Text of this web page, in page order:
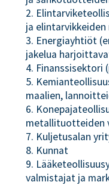
2.
ja
3. Energiayhtiöt
jakelua
4. Finanssisektori
5.
maalien,
6.
metallituotteiden
7. Kuljetusalan
8. Kunnat
9.
valmistajat ja